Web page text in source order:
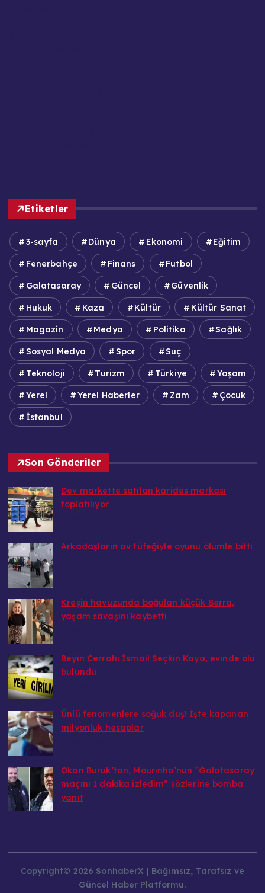
Etiketler
3-sayfa Dünya Ekonomi Eğitim
Fenerbahçe Finans Futbol
Galatasaray Güncel Güvenlik
Hukuk Kaza Kültür Kültür Sanat
Magazin Medya Politika Sağlık
Sosyal Medya Spor Suç
Teknoloji Turizm Türkiye Yaşam
Yerel Yerel Haberler Zam Çocuk
İstanbul
Son Gönderiler
Dev markette satılan karides markası
toplatılıyor
Arkadaşların av tüfeğiyle oyunu ölümle bitti
Kreşin havuzunda boğulan küçük Berra,
yaşam savaşını kaybetti
Beyin Cerrahı İsmail Seçkin Kaya, evinde ölü
bulundu
Ünlü fenomenlere soğuk duş! İşte kapanan
milyonluk hesaplar
Okan Buruk’tan, Mourinho’nun ”Galatasaray
maçını 1 dakika izledim” sözlerine bomba
yanıt
Copyright© 2026 SonhaberX | Bağımsız, Tarafsız ve
Güncel Haber Platformu.